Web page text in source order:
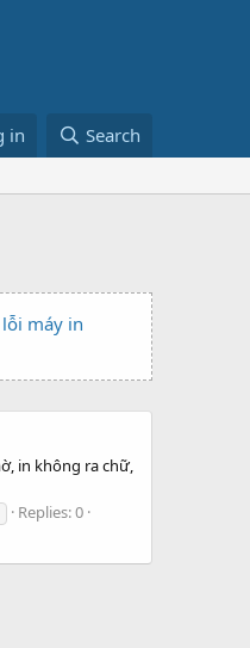
in Search
lỗi máy in
in không ra chữ,
Replies: 0